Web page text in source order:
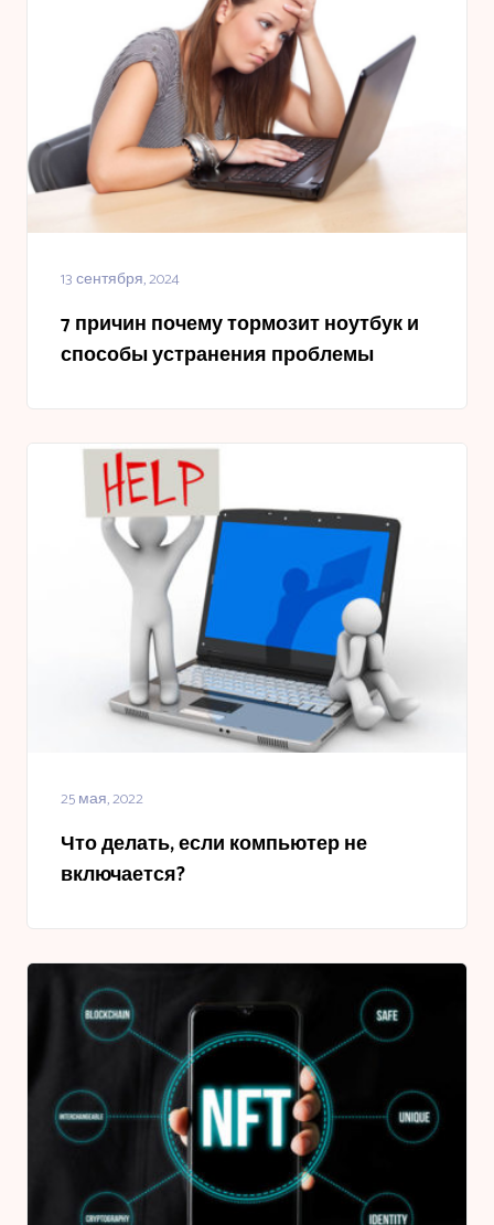
13 сентября, 2024
7 причин почему тормозит ноутбук и
способы устранения проблемы
25 мая, 2022
Что делать, если компьютер не
включается?